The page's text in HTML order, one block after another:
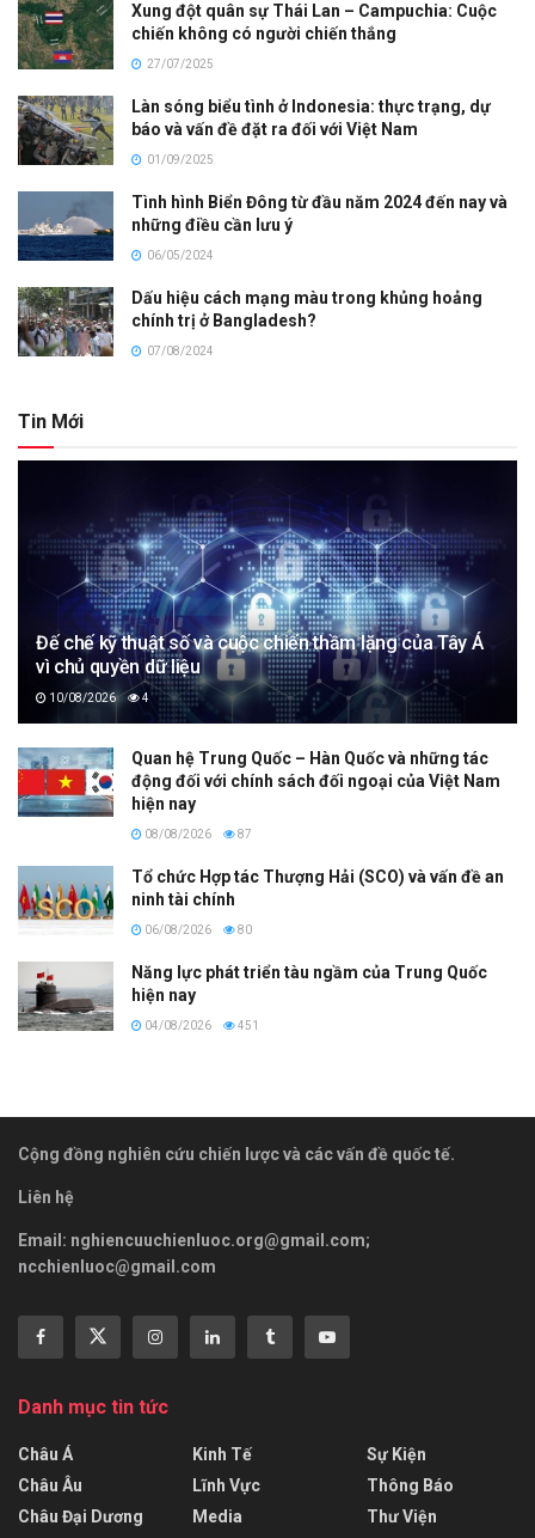
Xung đột quân sự Thái Lan – Campuchia: Cuộc
chiến không có người chiến thắng
27/07/2025
Làn sóng biểu tình ở Indonesia: thực trạng, dự
báo và vấn đề đặt ra đối với Việt Nam
01/09/2025
Tình hình Biển Đông từ đầu năm 2024 đến nay và
những điều cần lưu ý
06/05/2024
Dấu hiệu cách mạng màu trong khủng hoảng
chính trị ở Bangladesh?
07/08/2024
Tin Mới
Đế chế kỹ thuật số và cuộc chiến thầm lặng của Tây Á
vì chủ quyền dữ liệu
10/08/2026 4
Quan hệ Trung Quốc – Hàn Quốc và những tác
động đối với chính sách đối ngoại của Việt Nam
hiện nay
08/08/2026 87
Tổ chức Hợp tác Thượng Hải (SCO) và vấn đề an
ninh tài chính
06/08/2026 80
Năng lực phát triển tàu ngầm của Trung Quốc
hiện nay
04/08/2026 451
Cộng đồng nghiên cứu chiến lược và các vấn đề quốc tế.
Liên hệ
Email: nghiencuuchienluoc.org@gmail.com;
ncchienluoc@gmail.com
Danh mục tin tức
Châu Á
Châu Âu
Châu Đại Dương
Kinh Tế
Lĩnh Vực
Media
Sự Kiện
Thông Báo
Thư Viện